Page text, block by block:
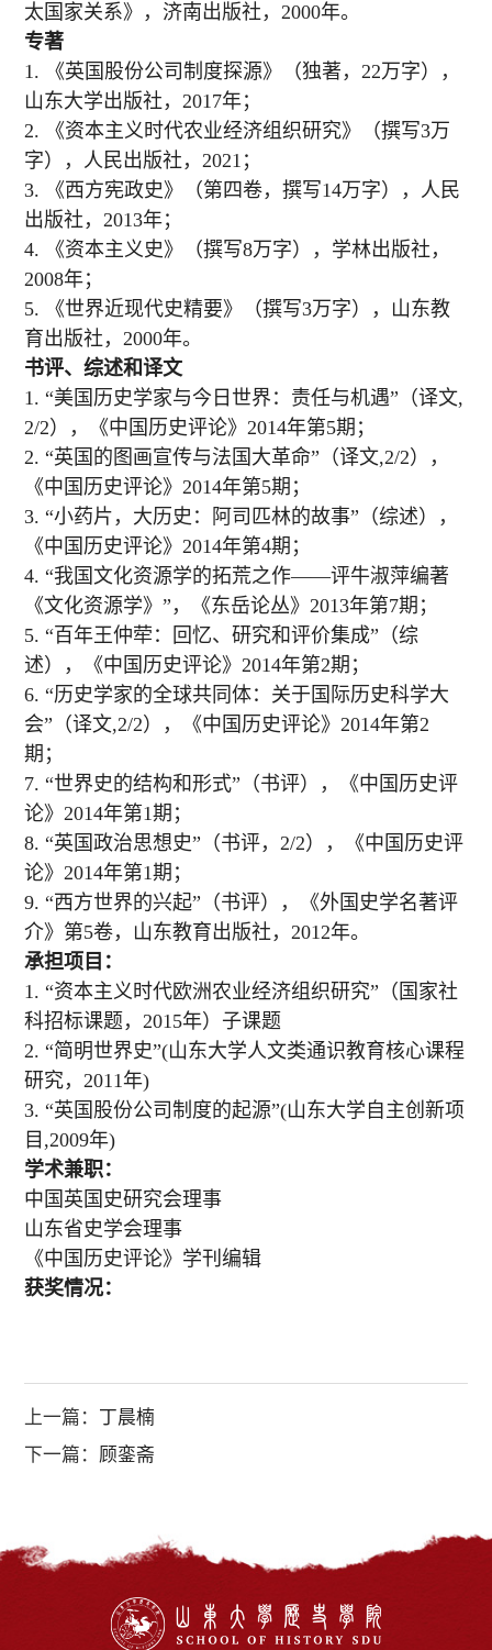
太国家关系》，济南出版社，2000年。
专著
1.
《英国股份公司制度探源》（独著，22万字），
山东大学出版社，2017年；
2.
《资本主义时代农业经济组织研究》（撰写3万
字），人民出版社，2021 ；
3.
《西方宪政史》（第四卷，撰写14万字） ， 人民
出版社 ，2013年；
4. 《资本主义史》（撰写8万字） ， 学林出版社，
2008年；
5. 《世界近现代史精要》（撰写3万字） ， 山东教
育出版社，2000年。
书评、综述和译文
1. “美国历史学家与今日世界：责任与机遇”（译文,
2/2），《中国历史评论》2014年第5期；
2. “英国的图画宣传与法国大革命”（译文,2/2），
《中国历史评论》2014年第5期；
3. “小药片，大历史：阿司匹林的故事”（综述），
《中国历史评论》2014年第4期；
4. “我国文化资源学的拓荒之作——评牛淑萍编著
《文化资源学》”，《东岳论丛》2013年第7期；
5. “百年王仲荦：回忆、研究和评价集成”（综
述），《中国历史评论》2014年第2期；
6. “历史学家的全球共同体：关于国际历史科学大
会”（译文,2/2），《中国历史评论》2014年第2
期；
7. “世界史的结构和形式”（书评），《中国历史评
论》2014年第1期；
8. “英国政治思想史”（书评，2/2），《中国历史评
论》2014年第1期；
9. “西方世界的兴起”（书评），《外国史学名著评
介》第5卷，山东教育出版社，2012年。
承担项目：
1. “资本主义时代欧洲农业经济组织研究”（国家社
科招标课题 ，2015年）子课题
2. “简明世界史”(山东大学人文类通识教育核心课程
研究，2011年)
3. “英国股份公司制度的起源”(山东大学自主创新项
目 ,2009年)
学术兼职：
中国英国史研究会理事
山东省史学会理事
《中国历史评论》学刊编辑
获奖情况：
上一篇： 丁晨楠
下一篇： 顾銮斋